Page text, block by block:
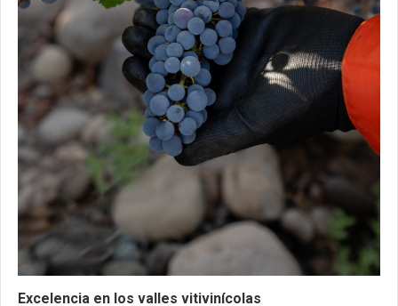
Excelencia en los valles vitivinícolas